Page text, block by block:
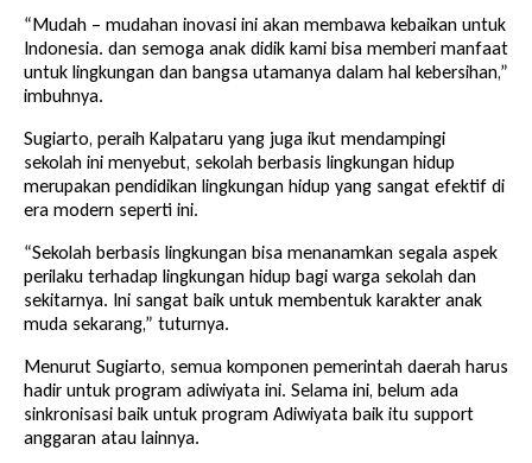
“Mudah – mudahan inovasi ini akan membawa kebaikan untuk
Indonesia. dan semoga anak didik kami bisa memberi manfaat
untuk lingkungan dan bangsa utamanya dalam hal kebersihan,”
imbuhnya.
Sugiarto, peraih Kalpataru yang juga ikut mendampingi
sekolah ini menyebut, sekolah berbasis lingkungan hidup
merupakan pendidikan lingkungan hidup yang sangat efektif di
era modern seperti ini.
“Sekolah berbasis lingkungan bisa menanamkan segala aspek
perilaku terhadap lingkungan hidup bagi warga sekolah dan
sekitarnya. Ini sangat baik untuk membentuk karakter anak
muda sekarang,” tuturnya.
Menurut Sugiarto, semua komponen pemerintah daerah harus
hadir untuk program adiwiyata ini. Selama ini, belum ada
sinkronisasi baik untuk program Adiwiyata baik itu support
anggaran atau lainnya.